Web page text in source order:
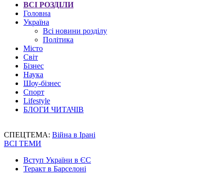
ВСІ РОЗДІЛИ
Головна
Україна
Всі новини розділу
Політика
Місто
Світ
Бізнес
Наука
Шоу-бізнес
Спорт
Lifestyle
БЛОГИ ЧИТАЧІВ
СПЕЦТЕМА: Війна в Ірані
ВСІ ТЕМИ
Вступ України в ЄС
Теракт в Барселоні